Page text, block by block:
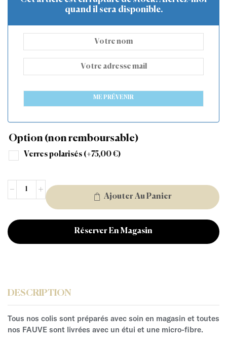
quand il sera disponible.
ME PRÉVENIR
Option (non remboursable)
Verres polarisés (+75,00 €)
Ajouter Au Panier
Réserver En Magasin
DESCRIPTION
Tous nos colis sont préparés avec soin en magasin et toutes
nos FAUVE sont livrées avec un étui et une micro-fibre.